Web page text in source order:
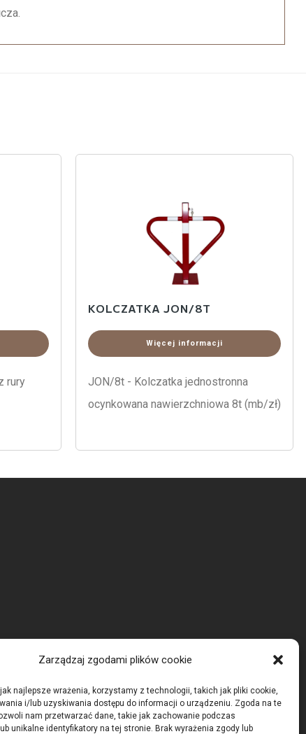
Zarządzaj zgodami plików cookie
najlepsze wrażenia, korzystamy z technologii, takich jak pliki cookie,
i/lub uzyskiwania dostępu do informacji o urządzeniu. Zgoda na te
nam przetwarzać dane, takie jak zachowanie podczas
unikalne identyfikatory na tej stronie. Brak wyrażenia zgody lub
rury
KOLCZATKA JON/8T
Więcej informacji
JON/8t - Kolczatka jednostronna
ocynkowana nawierzchniowa 8t (mb/zł)